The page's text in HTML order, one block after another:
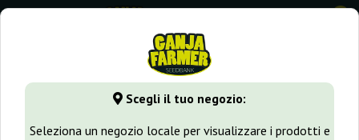
Scegli il tuo negozio:
Seleziona un negozio locale per visualizzare i prodotti e
0
GanjaFarmer.it Seedbank Reggae Seeds
Semi Reggae Seeds